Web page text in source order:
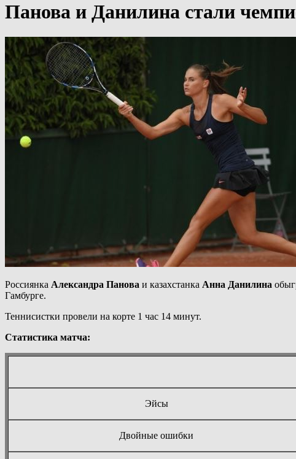
Панова и Данилина стали
Россиянка Александра Панова и казахстанка Анна Данилина
Гамбурге.
Теннисистки провели на корте 1 час 14 минут.
Статистика матча:
Эйсы
Двойные ошибки